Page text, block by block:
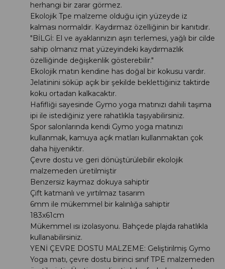
herhangi bir zarar görmez.
Ekolojik Tpe malzeme olduğu için yüzeyde iz
kalması normaldir. Kaydırmaz özelliğinin bir kanıtıdır.
"BİLGİ: El ve ayaklarınızın aşırı terlemesi, yağlı bir cilde
sahip olmanız mat yüzeyindeki kaydırmazlık
özelliğinde değişkenlik gösterebilir."
Ekolojik matın kendine has doğal bir kokusu vardır.
Jelatinini söküp açık bir şekilde beklettiğiniz taktirde
koku ortadan kalkacaktır.
Hafifliği sayesinde Gymo yoga matınızı dahili taşıma
ipi ile istediğiniz yere rahatlıkla taşıyabilirsiniz.
Spor salonlarında kendi Gymo yoga matınızı
kullanmak, kamuya açık matları kullanmaktan çok
daha hijyeniktir.
Çevre dostu ve geri dönüştürülebilir ekolojik
malzemeden üretilmiştir
Benzersiz kaymaz dokuya sahiptir
Çift katmanlı ve yırtılmaz tasarım
6mm ile mükemmel bir kalınlığa sahiptir
183x61cm
Mükemmel ısı izolasyonu. Bahçede plajda rahatlıkla
kullanabilirsiniz.
YENİ ÇEVRE DOSTU MALZEME: Geliştirilmiş Gymo
Yoga matı, çevre dostu birinci sınıf TPE malzemeden